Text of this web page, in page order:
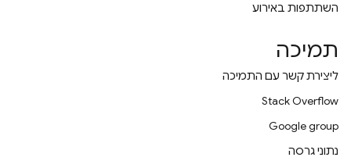
השתתפות באירוע
תמיכה
ליצירת קשר עם התמיכה
Stack Overflow
Google group
נתוני גרסה